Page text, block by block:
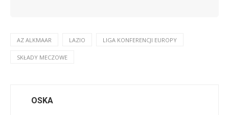
AZ ALKMAAR LAZIO LIGA KONFERENCJI EUROPY
SKŁADY MECZOWE
OSKA